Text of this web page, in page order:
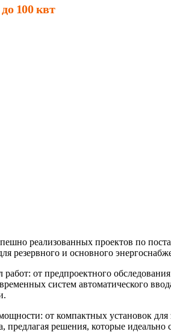
100 квт
реализованных проектов по
резервного и основного
от предпроектного
систем автоматического
от компактных установок
предлагая решения, которые